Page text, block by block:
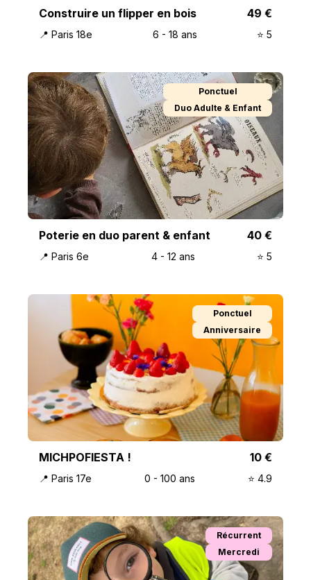
Construire un flipper en bois 49 €
📍 Paris 18e 6 - 18 ans ⭐️ 5
Ponctuel
Duo Adulte & Enfant
Poterie en duo parent & enfant 40 €
📍 Paris 6e 4- 12 ans ⭐️ 5
Ponctuel
Anniversaire
MICHPOFIESTA ! 10 €
📍 Paris 17e 0 - 100 ans ⭐️ 4.9
Récurrent
Mercredi